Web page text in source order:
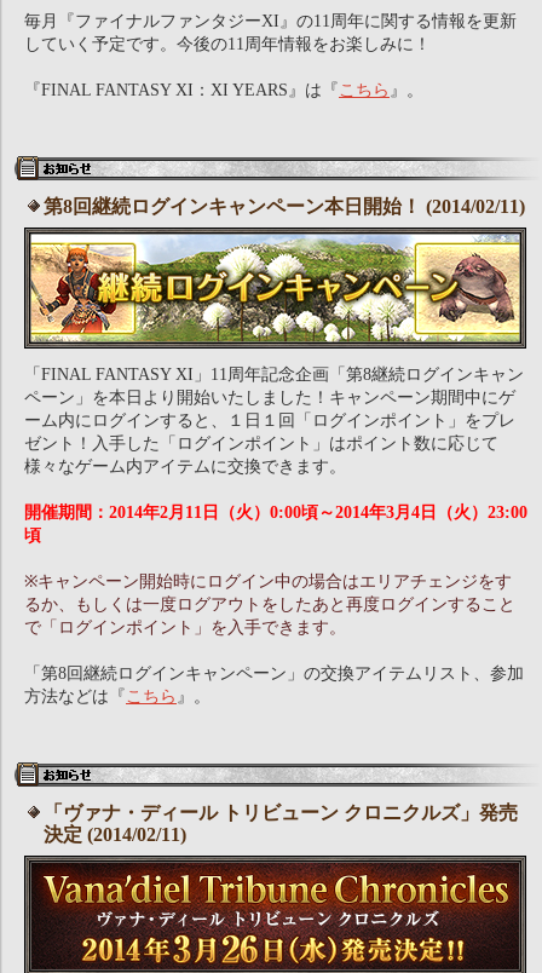
毎月『ファイナルファンタジーXI』の11周年に関する情報を更新
していく予定です。今後の11周年情報をお楽しみに！
『FINAL FANTASY XI：XI YEARS』は『 こちら 』。
第8回継続ログインキャンペーン本日開始！ (2014/02/11)
「FINAL FANTASY XI」11周年記念企画「第8継続ログインキャン
ペーン」を本日より開始いたしました！キャンペーン期間中にゲ
ーム内にログインすると、１日１回「ログインポイント」をプレ
ゼント！入手した「ログインポイント」はポイント数に応じて
様々なゲーム内アイテムに交換できます。
開催期間：2014年2月11日（火）0:00頃～2014年3月4日（火）23:00
頃
※キャンペーン開始時にログイン中の場合はエリアチェンジをす
るか、もしくは一度ログアウトをしたあと再度ログインすること
で「ログインポイント」を入手できます。
「第8回継続ログインキャンペーン」の交換アイテムリスト、参加
方法などは『 こちら 』。
「ヴァナ・ディール トリビューン クロニクルズ」発売
決定 (2014/02/11)